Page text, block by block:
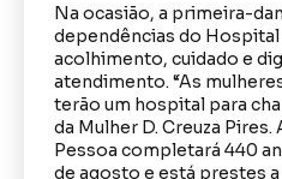
Na ocasião, a primeira-
dependências do Hospital
acolhimento, cuidado e
atendimento. “As
terão um hospital para
da Mulher D. Creuza Pires.
Pessoa completará 440
de agosto e está prestes